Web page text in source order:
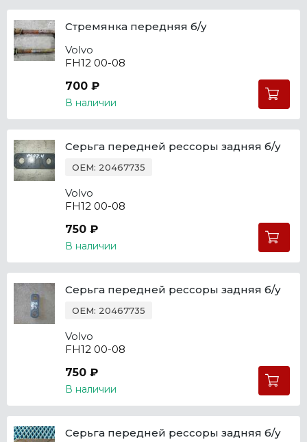
Стремянка передняя б/у
Volvo
FH12 00-08
700 ₽
В наличии
Серьга передней рессоры задняя б/у
OEM: 20467735
Volvo
FH12 00-08
750 ₽
В наличии
Серьга передней рессоры задняя б/у
OEM: 20467735
Volvo
FH12 00-08
750 ₽
В наличии
Серьга передней рессоры задняя б/у